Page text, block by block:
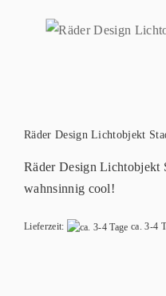
Räder Design Lichtobjekt
Räder Design Lichtobjekt
wahnsinnig cool!
Lieferzeit: ca. 3-4